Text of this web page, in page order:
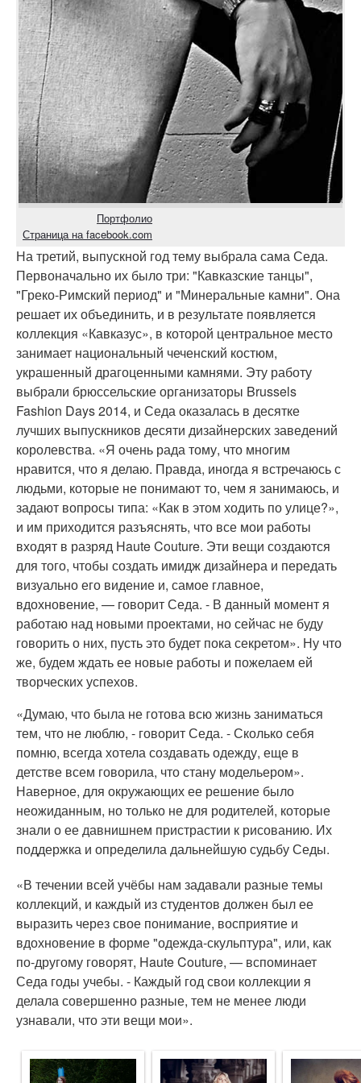
Портфолио
Страница на facebook.com
На третий, выпускной год тему выбрала сама Седа.
Первоначально их было три: "Кавказские танцы",
"Греко-Римский период" и "Минеральные камни". Она
решает их объединить, и в результате появляется
коллекция «Кавказус», в которой центральное место
занимает национальный чеченский костюм,
украшенный драгоценными камнями. Эту работу
выбрали брюссельские организаторы Brussels
Fashion Days 2014, и Седа оказалась в десятке
лучших выпускников десяти дизайнерских заведений
королевства. «Я очень рада тому, что многим
нравится, что я делаю. Правда, иногда я встречаюсь с
людьми, которые не понимают то, чем я занимаюсь, и
задают вопросы типа: «Как в этом ходить по улице?»,
и им приходится разъяснять, что все мои работы
входят в разряд Haute Couture. Эти вещи создаются
для того, чтобы создать имидж дизайнера и передать
визуально его видение и, самое главное,
вдохновение, — говорит Седа. - В данный момент я
работаю над новыми проектами, но сейчас не буду
говорить о них, пусть это будет пока секретом». Ну что
же, будем ждать ее новые работы и пожелаем ей
творческих успехов.
«Думаю, что была не готова всю жизнь заниматься
тем, что не люблю, - говорит Седа. - Сколько себя
помню, всегда хотела создавать одежду, еще в
детстве всем говорила, что стану модельером».
Наверное, для окружающих ее решение было
неожиданным, но только не для родителей, которые
знали о ее давнишнем пристрастии к рисованию. Их
поддержка и определила дальнейшую судьбу Седы.
«В течении всей учёбы нам задавали разные темы
коллекций, и каждый из студентов должен был ее
выразить через свое понимание, восприятие и
вдохновение в форме "одежда-скульптура", или, как
по-другому говорят, Haute Couture, — вспоминает
Седа годы учебы. - Каждый год свои коллекции я
делала совершенно разные, тем не менее люди
узнавали, что эти вещи мои».